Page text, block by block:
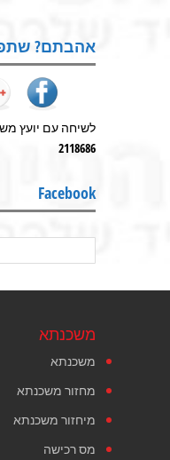
אהבתם?
2118686
Facebook
משכנתא
משכנתא
מחזור משכנתא
מיחזור משכנתא
מס רכישה